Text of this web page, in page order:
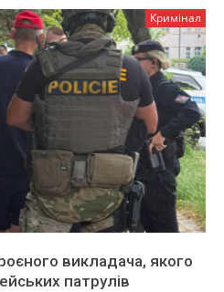
Кримінал
викладача, якого
патрулів